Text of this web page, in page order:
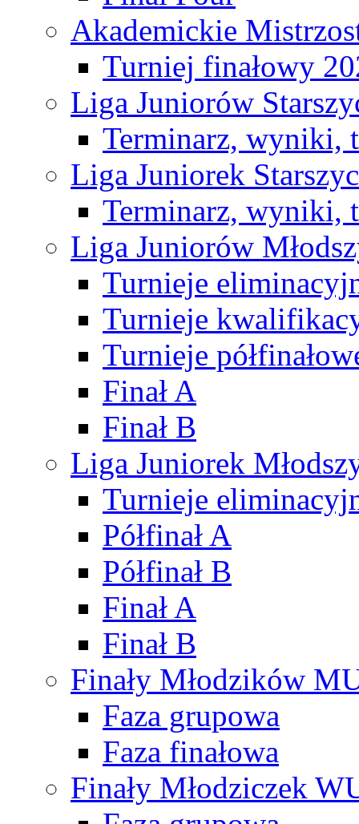
Akademickie
Turniej finałowy
Liga Juniorów
Terminarz, wyniki,
Liga Juniorek
Terminarz, wyniki,
Liga Juniorów
Turnieje
Turnieje
Turnieje
Finał A
Finał B
Liga Juniorek
Turnieje
Półfinał A
Półfinał B
Finał A
Finał B
Finały Młodzików
Faza grupowa
Faza finałowa
Finały Młodziczek